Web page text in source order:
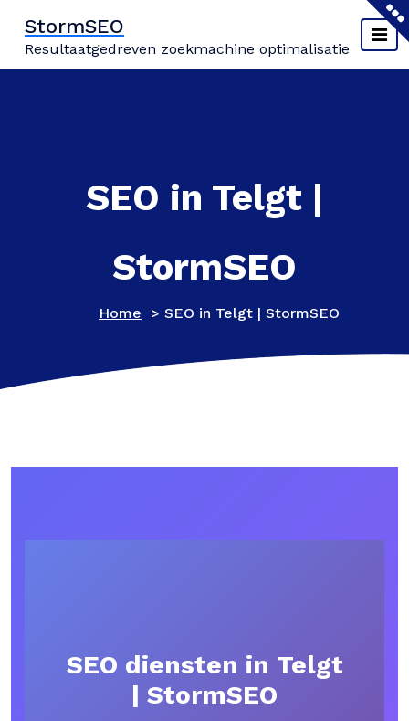
inhoud
springen
StormSEO
Resultaatgedreven zoekmachine optimalisatie
SEO in Telgt |
StormSEO
Home > SEO in Telgt | StormSEO
SEO diensten in Telgt
| StormSEO